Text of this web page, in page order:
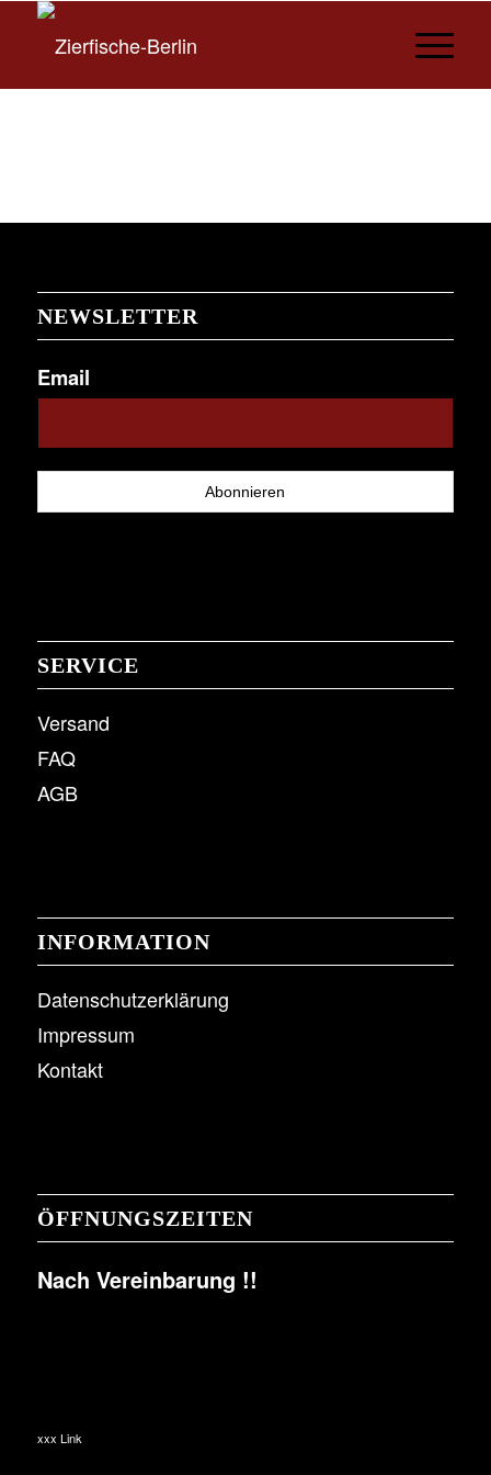
NEWSLETTER
Email
SERVICE
Versand
FAQ
AGB
INFORMATION
Datenschutzerklärung
Impressum
Kontakt
ÖFFNUNGSZEITEN
Nach Vereinbarung !!
xxx Link